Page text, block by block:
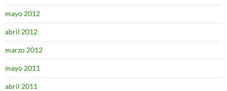
mayo 2012
abril 2012
marzo 2012
mayo 2011
abril 2011